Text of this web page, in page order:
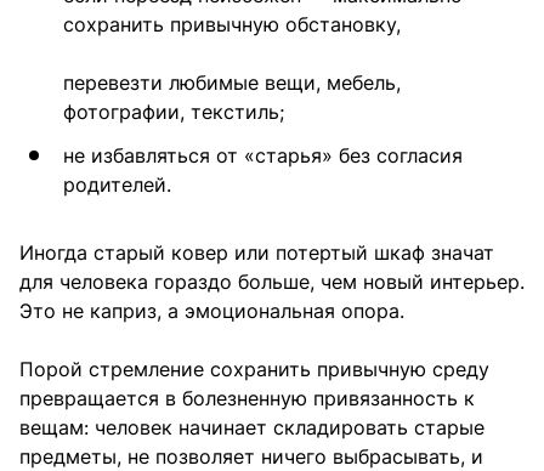
сохранить привычную обстановку,
перевезти любимые вещи, мебель,
фотографии, текстиль;
не избавляться от «старья» без согласия
родителей.
Иногда старый ковер или потертый шкаф значат
для человека гораздо больше, чем новый интерьер.
Это не каприз, а эмоциональная опора.
Порой стремление сохранить привычную среду
превращается в болезненную привязанность к
вещам: человек начинает складировать старые
предметы, не позволяет ничего выбрасывать, и